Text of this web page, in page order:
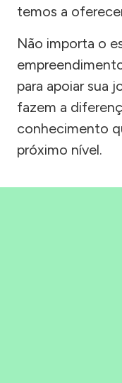
temos a
Não importa o
para apoiar sua
fazem a
conhecimento
próximo nível.